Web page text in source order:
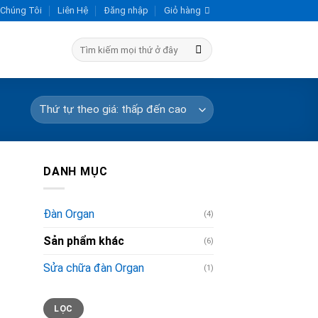
Tôi Liên Hệ Đăng nhập Giỏ hàng
Tìm
kiếm:
DANH MỤC
Đàn Organ (4)
Sản phẩm khác (6)
Sửa chữa đàn Organ (1)
Giá
thấp
Giá
caoLỌC